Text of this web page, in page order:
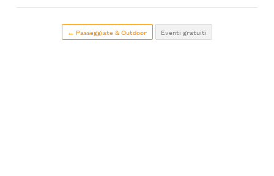
← Passeggiate & Outdoor Eventi gratuiti